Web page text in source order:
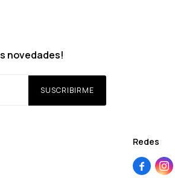
Redes
 
novedades!
SUSCRIBIRME